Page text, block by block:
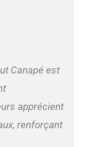
:
coussin
chiffon
en
les
Canapé est
apprécient
renforçant